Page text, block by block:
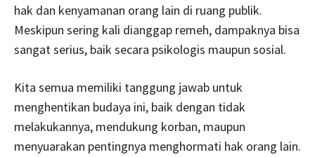
hak dan kenyamanan orang lain di ruang publik.
Meskipun sering kali dianggap remeh, dampaknya bisa
sangat serius, baik secara psikologis maupun sosial.
Kita semua memiliki tanggung jawab untuk
menghentikan budaya ini, baik dengan tidak
melakukannya, mendukung korban, maupun
menyuarakan pentingnya menghormati hak orang lain.